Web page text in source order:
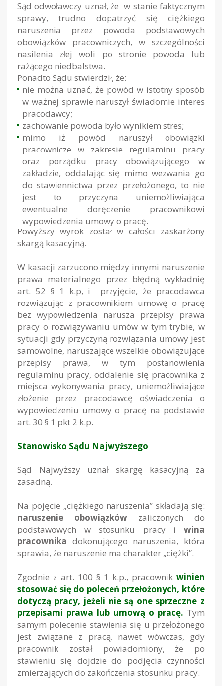
Sąd odwoławczy uznał, że w stanie faktycznym
sprawy, trudno dopatrzyć się ciężkiego
naruszenia przez powoda podstawowych
obowiązków pracowniczych, w szczególności
nasilenia złej woli po stronie powoda lub
rażącego niedbalstwa.
Ponadto Sądu stwierdził, że:
nie można uznać, że powód w istotny sposób
w ważnej sprawie naruszył świadomie interes
pracodawcy;
zachowanie powoda było wynikiem stres;
mimo iż powód naruszył obowiązki
pracownicze w zakresie regulaminu pracy
oraz porządku pracy obowiązującego w
zakładzie, oddalając się mimo wezwania go
do stawiennictwa przez przełożonego, to nie
jest to przyczyna uniemożliwiająca
ewentualne doręczenie pracownikowi
wypowiedzenia umowy o pracę.
Powyższy wyrok został w całości zaskarżony
skargą kasacyjną.
W kasacji zarzucono między innymi naruszenie
prawa materialnego przez błędną wykładnię
art. 52 § 1 k.p, i przyjęcie, że pracodawca
rozwiązując z pracownikiem umowę o pracę
bez wypowiedzenia narusza przepisy prawa
pracy o rozwiązywaniu umów w tym trybie, w
sytuacji gdy przyczyną rozwiązania umowy jest
samowolne, naruszające wszelkie obowiązujące
przepisy prawa, w tym postanowienia
regulaminu pracy, oddalenie się pracownika z
miejsca wykonywania pracy, uniemożliwiające
złożenie przez pracodawcę oświadczenia o
wypowiedzeniu umowy o pracę na podstawie
art. 30 § 1 pkt 2 k.p.
Stanowisko Sądu Najwyższego
Sąd Najwyższy uznał skargę kasacyjną za
zasadną.
Na pojęcie „ciężkiego naruszenia” składają się:
naruszenie obowiązków zaliczonych do
podstawowych w stosunku pracy i wina
pracownika dokonującego naruszenia, która
sprawia, że naruszenie ma charakter „ciężki”.
Zgodnie z art. 100 § 1 k.p., pracownik winien
stosować się do poleceń przełożonych, które
dotyczą pracy, jeżeli nie są one sprzeczne z
przepisami prawa lub umową o pracę. Tym
samym polecenie stawienia się u przełożonego
jest związane z pracą, nawet wówczas, gdy
pracownik został powiadomiony, że po
stawieniu się dojdzie do podjęcia czynności
zmierzających do zakończenia stosunku pracy.